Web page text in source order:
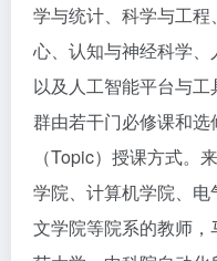
学与统计、科学与工
心、认知与神经科学
以及人工智能平台与
群由若干门必修课和
（Topic）授课方式。
学院、计算机学院、
文学院等院系的教师